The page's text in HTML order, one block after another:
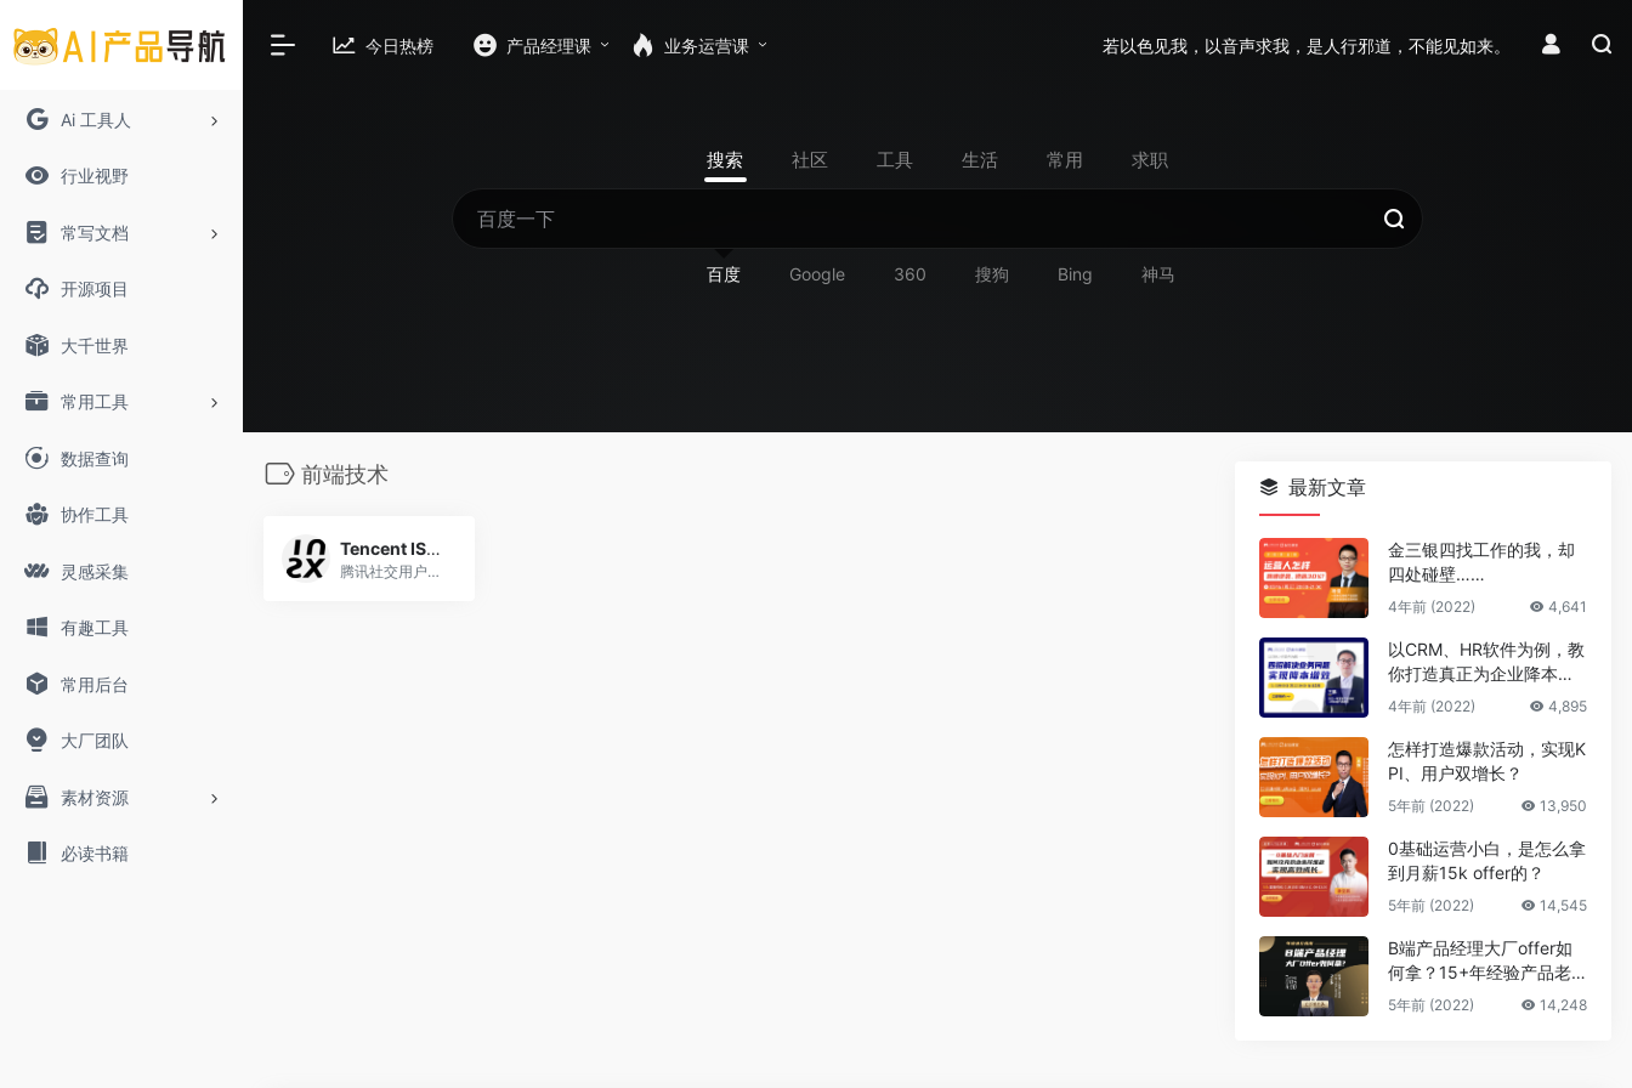
Ai 工具人
行业视野
常写文档
开源项目
大千世界
常用工具
数据查询
协作工具
灵感采集
有趣工具
常用后台
大厂团队
素材资源
必读书籍
今日热榜 产品经理课 业务运营课 若以色见我，以音声求我，是人行邪道，不能见如来。
搜索 社区 工具 生活 常用 求职
百度 Google 360 搜狗 Bing 神马
前端技术
Tencent ISUX Design
腾讯社交用户体验设计，简称ISUX (Internet Social User Experience)，成立于2011年1月11日，是腾讯集团核心、全球最具规模的UX设计团队，专业成员包括用户研究、交互设计、视觉设计、品牌设计、视频动画设计、UI开发、产品设计与市场研究等，至今ISUX分布于中国深圳总部、北京、上海、成都及韩国首尔。
最新文章
金三银四找工作的我，却
四处碰壁……
4年前 (2022) 4,641
以CRM、HR软件为例，教
你打造真正为企业降本增
效的B端产品
4年前 (2022) 4,895
怎样打造爆款活动，实现K
PI、用户双增长？
5年前 (2022) 13,950
0基础运营小白，是怎么拿
到月薪15k offer的？
5年前 (2022) 14,545
B端产品经理大厂offer如
何拿？15+年经验产品老
司机告诉你答案
5年前 (2022) 14,248